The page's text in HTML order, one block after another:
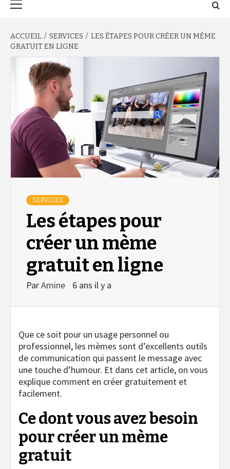
ACCUEIL SERVICES
LES ÉTAPES POUR CRÉER UN MÈME
GRATUIT EN LIGNE
SERVICES
Les étapes pour
créer un mème
gratuit en ligne
ParAmine 6 ans il y a
Que ce soit pour un usage personnel ou
professionnel, les mèmes sont d’excellents outils
de communication qui passent le message avec
une touche d’humour. Et dans cet article, on vous
explique comment en créer gratuitement et
facilement.
Ce dont vous avez besoin
pour créer un mème
gratuit